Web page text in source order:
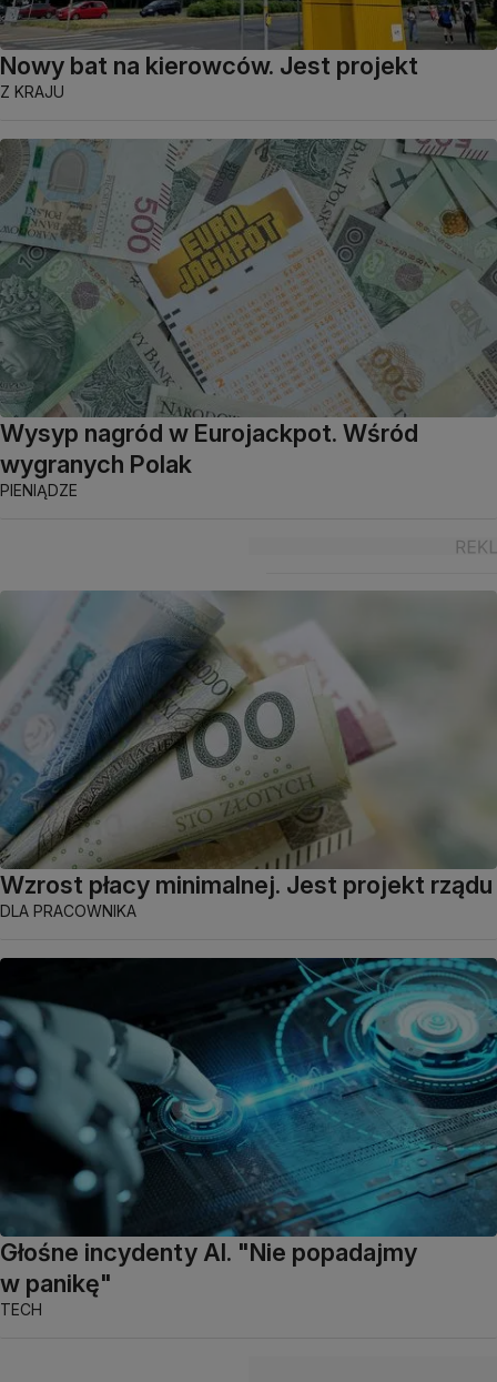
Nowy bat na kierowców. Jest projekt
Z KRAJU
Wysyp nagród w Eurojackpot. Wśród
wygranych Polak
PIENIĄDZE
Wzrost płacy minimalnej. Jest projekt rządu
DLA PRACOWNIKA
Głośne incydenty AI. "Nie popadajmy
w panikę"
TECH